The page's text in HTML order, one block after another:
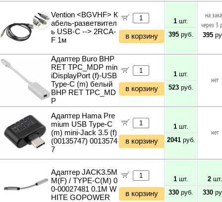
Vention <BGVHF> К
абель-разветвител
ь USB-C --> 2RCA-
F 1м
в корзину
1 шт.
395 руб.
на
через 3
395
Адаптер Buro BHP
RET TPC_MDP min
iDisplayPort (f)-USB
Type-C (m) белый
BHP RET TPC_MD
P
в корзину
1 шт.
523 руб.
нет
Адаптер Hama Pre
mium USB Type-C
(m) mini-Jack 3.5 (f)
(00135747) 0013574
7
в корзину
1 шт.
2041руб.
нет
Адаптер JACK3.5M
M(F) / TYPE-C(M) 0
0-00027481 0.1M W
HITE GOPOWER
в корзину
1 шт.
330 руб.
2шт.
330